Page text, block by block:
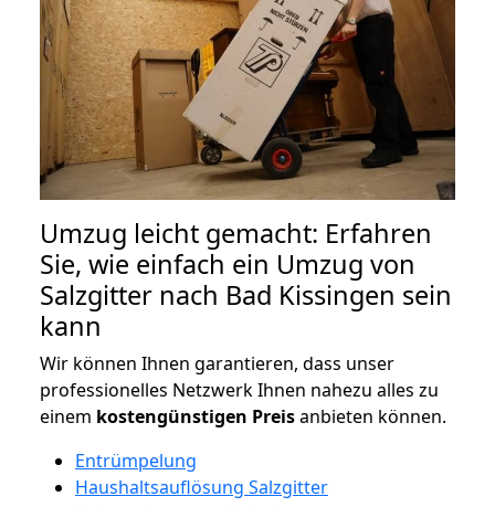
Umzug leicht gemacht: Erfahren
Sie, wie einfach ein Umzug von
Salzgitter nach Bad Kissingen sein
kann
Wir können Ihnen garantieren, dass unser
professionelles Netzwerk Ihnen nahezu alles zu
einem kostengünstigen Preisanbieten können.
Entrümpelung
Haushaltsauflösung Salzgitter